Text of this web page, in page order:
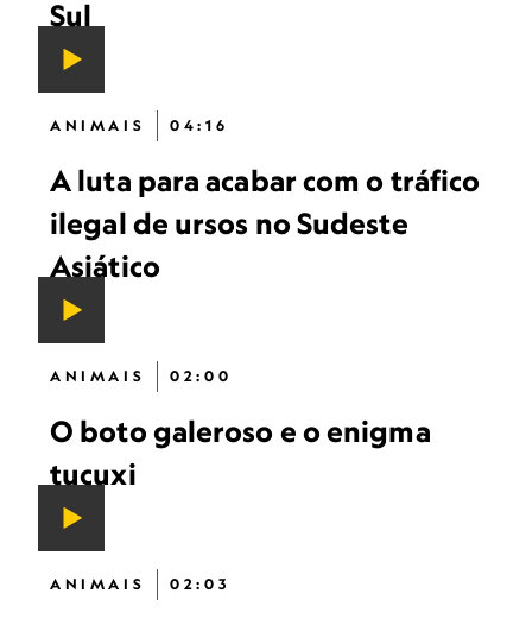
Sul
ANIMAIS 04:16
A luta para acabar com o tráfico
ilegal de ursos no Sudeste
Asiático
ANIMAIS 02:00
O boto galeroso e o enigma
tucuxi
ANIMAIS 02:03